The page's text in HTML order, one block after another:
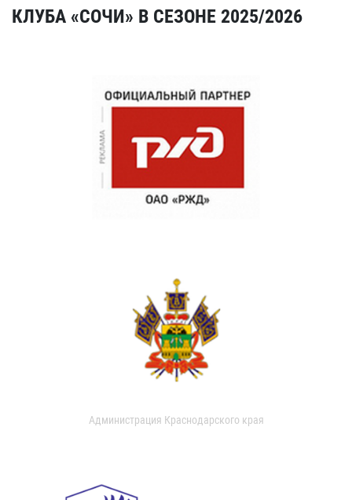
КЛУБА «СОЧИ» В СЕЗОНЕ 2025/2026
Администрация Краснодарского края